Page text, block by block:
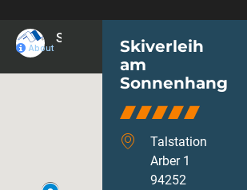
Skiverleih
am
Sonnenhang
Talstation
Arber 1
94252